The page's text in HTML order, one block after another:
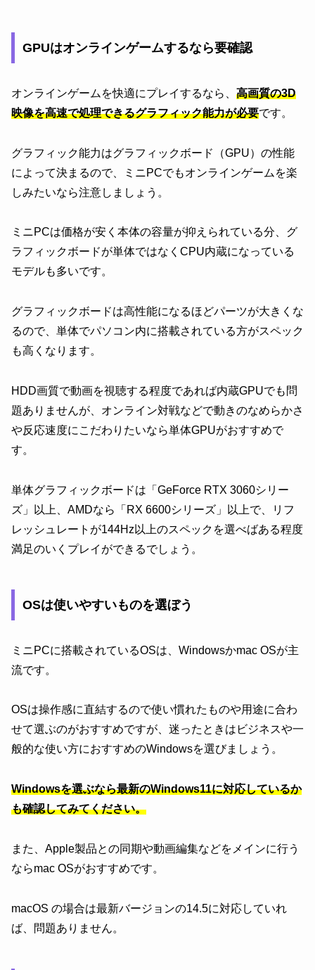
GPUはオンラインゲームするなら要確認
オンラインゲームを快適にプレイするなら、 高画質の3D
映像を高速で処理できるグラフィック能力が必要です。
グラフィック能力はグラフィックボード（GPU）の性能
によって決まるので、ミニPCでもオンラインゲームを楽
しみたいなら注意しましょう。
ミニPCは価格が安く本体の容量が抑えられている分、グ
ラフィックボードが単体ではなくCPU内蔵になっている
モデルも多いです。
グラフィックボードは高性能になるほどパーツが大きくな
るので、単体でパソコン内に搭載されている方がスペック
も高くなります。
HDD画質で動画を視聴する程度であれば内蔵GPUでも問
題ありませんが、オンライン対戦などで動きのなめらかさ
や反応速度にこだわりたいなら単体GPUがおすすめで
す。
単体グラフィックボードは「GeForce RTX 3060シリー
ズ」以上、AMDなら「RX 6600シリーズ」以上で、リフ
レッシュレートが144Hz以上のスペックを選べばある程度
満足のいくプレイができるでしょう。
OSは使いやすいものを選ぼう
ミニPCに搭載されているOSは、Windowsかmac OSが主
流です。
OSは操作感に直結するので使い慣れたものや用途に合わ
せて選ぶのがおすすめですが、迷ったときはビジネスや一
般的な使い方におすすめのWindowsを選びましょう。
Windowsを選ぶなら最新のWindows11に対応しているか
も確認してみてください。
また、Apple製品との同期や動画編集などをメインに行う
ならmac OSがおすすめです。
macOS の場合は最新バージョンの14.5に対応していれ
ば、問題ありません。